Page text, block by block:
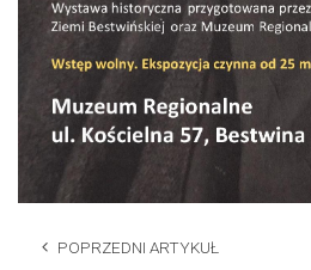
POPRZEDNI ARTYKUŁ